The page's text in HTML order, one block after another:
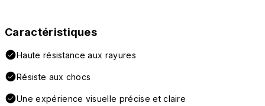
Caractéristiques
Haute résistance aux rayures
Résiste aux chocs
Une expérience visuelle précise et claire